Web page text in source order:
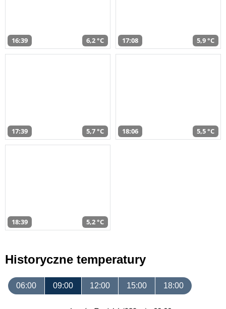
16:39 6,2 °C 17:08 5,9 °C
17:39 5,7 °C 18:06 5,5 °C
18:39 5,2 °C
Historyczne temperatury
06:00 09:00 12:00 15:00 18:00